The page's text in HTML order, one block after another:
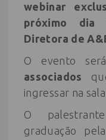
webinar
próximo dia
Diretora de
O evento
associados
ingressar na
O
graduação